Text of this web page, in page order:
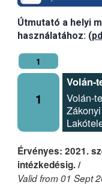
Útmutató a helyi
használatához: (
1
1
Volán-
Volán-
Érvényes: 2021.
intézkedésig. /
Valid from 01 Sept